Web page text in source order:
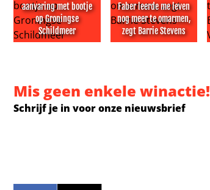
aanvaring met bootje
op Groningse
Schildmeer
Faber leerde me leven
nog meer te omarmen,
zegt Barrie Stevens
Mis geen enkele winactie!
Schrijf je in voor onze nieuwsbrief